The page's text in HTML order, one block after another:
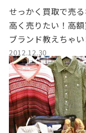
せっかく買取で売
高く売りたい！高
ブランド教えちゃい
す。そんな企画第一
《レミレリーフ》
2012.12.30